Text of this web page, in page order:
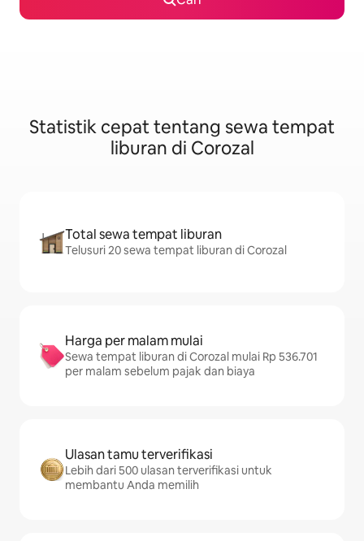
Statistik cepat tentang sewa tempat
liburan di Corozal
Total sewa tempat liburan
Telusuri 20 sewa tempat liburan di Corozal
Harga per malam mulai
Sewa tempat liburan di Corozal mulai Rp 536.701
per malam sebelum pajak dan biaya
Ulasan tamu terverifikasi
Lebih dari 500 ulasan terverifikasi untuk
membantu Anda memilih